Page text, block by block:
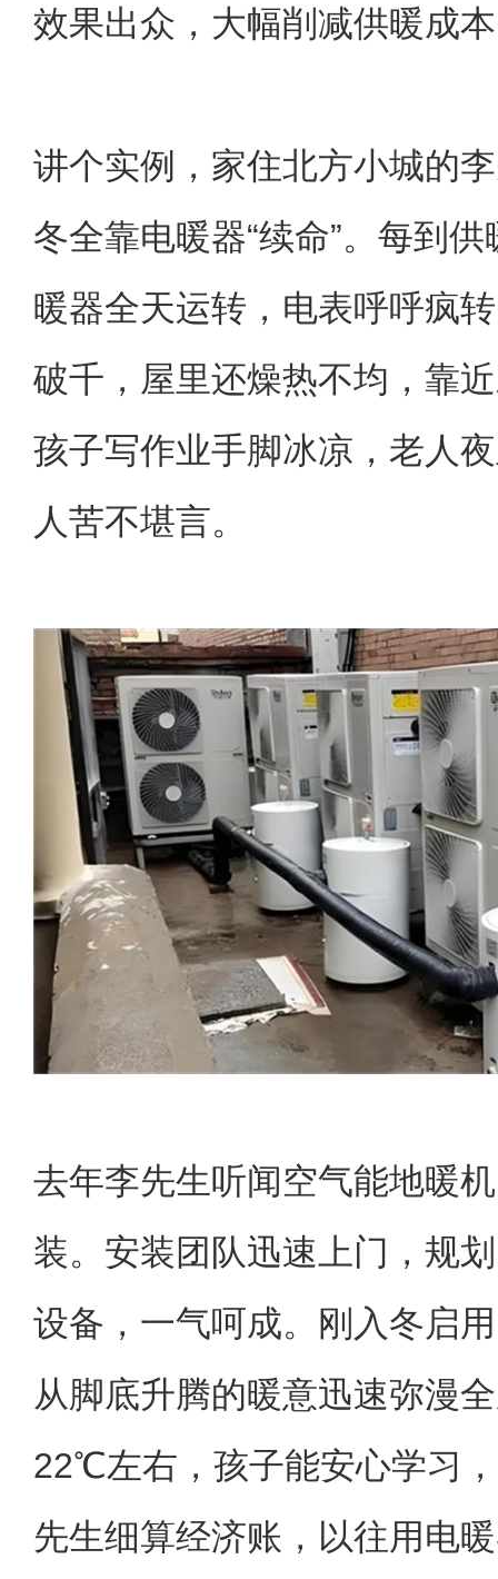
效果出众，大幅削减供暖成
讲个实例，家住北方小城的
冬全靠电暖器“续命”。每到
暖器全天运转，电表呼呼疯
破千，屋里还燥热不均，靠
孩子写作业手脚冰凉，老人
人苦不堪言。
去年李先生听闻空气能地暖
装。安装团队迅速上门，规
设备，一气呵成。刚入冬启
从脚底升腾的暖意迅速弥漫
22℃左右，孩子能安心学习
先生细算经济账，以往用电